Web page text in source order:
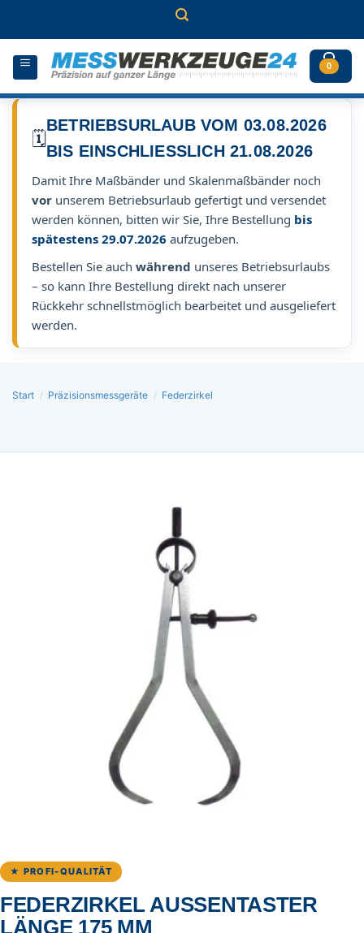
0
🗓️
BETRIEBSURLAUB VOM 03.08.2026
BIS EINSCHLIESSLICH 21.08.2026
Damit Ihre Maßbänder und Skalenmaßbänder noch
vor unserem Betriebsurlaub gefertigt und versendet
werden können, bitten wir Sie, Ihre Bestellung bis
spätestens 29.07.2026 aufzugeben.
Bestellen Sie auch während unseres Betriebsurlaubs
– so kann Ihre Bestellung direkt nach unserer
Rückkehr schnellstmöglich bearbeitet und ausgeliefert
werden.
Start / Präzisionsmessgeräte / Federzirkel
★ PROFI-QUALITÄT
FEDERZIRKEL AUSSENTASTER L
ÄNGE 175 MM